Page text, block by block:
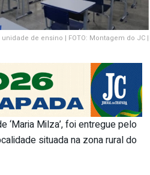
de ensino | FOTO: Montagem do JC |
‘Maria Milza’, foi entregue pelo
situada na zona rural do